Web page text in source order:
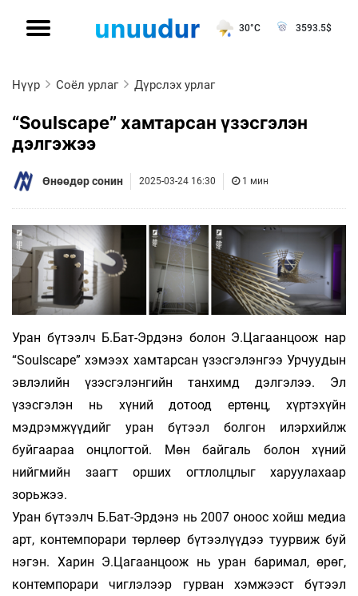
30°C 3593.5$
Нүүр Соёл урлаг Дүрслэх урлаг
“Soulscape” хамтарсан үзэсгэлэн
дэлгэжээ
Өнөөдөр сонин 2025-03-24 16:30 1 мин
Уран бүтээлч Б.Бат-Эрдэнэ болон Э.Цагаан­цоож нар
“Soulscape” хэмээх хамтарсан үзэс­гэлэнгээ Урчуудын
эвлэлийн үзэсгэлэнгийн танхимд дэлгэлээ. Эл
үзэсгэлэн нь хүний дотоод ертөнц, хүртэхүйн
мэдрэмжүүдийг уран бүтээл болгон илэрхийлж
буйгаараа онцлогтой. Мөн байгаль болон хүний
нийгмийн заагт орших огт­лолцлыг харуулахаар
зорьжээ.
Уран бүтээлч Б.Бат-Эрдэнэ нь 2007 оноос хойш медиа
арт, контемпорари төр­лөөр бү­тээ­лүүдээ туурвиж буй
нэгэн. Харин Э.Ца­гаан­цоож нь уран баримал, өрөг,
контемпорари чиглэлээр гурван хэмжээст бүтээл